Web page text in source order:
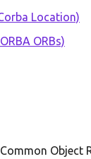
Location)
ORBs)
Common Object